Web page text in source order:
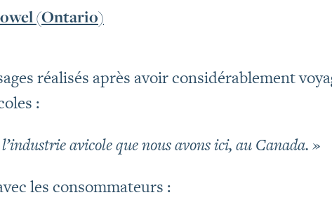
(Ontario)
réalisés après avoir considérablement
:
avicole que nous avons ici, au Canada. »
les consommateurs :